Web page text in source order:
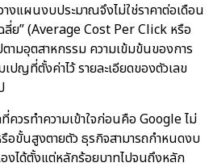
างแผนงบประมาณจึงไม่ใช่ราคาต่อเดือน
ย” (Average Cost Per Click หรือ
ามอุตสาหกรรม ความเข้มข้นของการ
ญที่ตั้งค่าไว้ รายละเอียดของตัวเลข
วรทำความเข้าใจก่อนคือ Google ไม่
อขั้นสูงตายตัว ธุรกิจสามารถกำหนดงบ
งได้ตั้งแต่หลักร้อยบาทไปจนถึงหลัก